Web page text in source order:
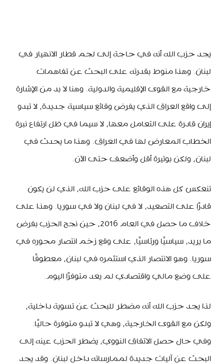
يجد حزب الله أنه في حاجة إلى لجم قطار الانهيار في
لبنان. وهذا منوط بقدرته على البحث عن تفاهمات
خارجية مع القوى الإقليمية والدولية. وهنا لا بد من الإشارة
إلى واقع العراق الذي يفرض وقائع سياسية جديدة، لا تبدو
إيران قادرة على التعامل معها، لا سيما في ظل ارتفاع نبرة
الخطاب المعارض لها في العراق. وهذا ما يحدث في
لبنان، ولكن بوتيرة أقل وأضعف حتى الآن.
تنعكس كل هذه الوقائع على حزب الله، الذي لن يكون
قادرًا على التصعيد، لا في لبنان ولا في سوريا. وهذا على
خلاف ما حصل في العام 2016، حين نجح الحزب بفرض
ما يريد، سياسيًا ورئاسيًا، على وقع زخم انتصار محوره في
سوريا. وهو الانتصار الذي استثمره في لبنان، معطوفًا
على وضع مالي واقتصادي لم يعد متوفرًا اليوم.
لذا يجد حزب الله أنه مضطر للبحث عن تسوية داخلية،
ولكن مع القوى الخارجية، وهي لا تبدو متوفرة حاليًا.
وفي حال حصل الاتفاق النووي، يضطر الحزب عينه إلى
البحث عن آليات جديدة لممارساته داخل لبنان. وقد يجد